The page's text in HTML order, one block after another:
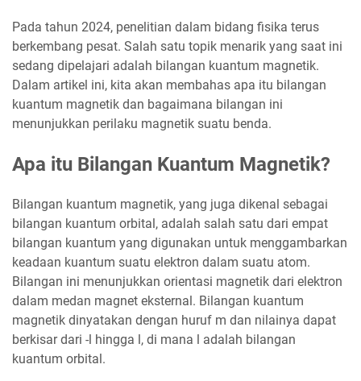
Pada tahun 2024, penelitian dalam bidang fisika terus
berkembang pesat. Salah satu topik menarik yang saat ini
sedang dipelajari adalah bilangan kuantum magnetik.
Dalam artikel ini, kita akan membahas apa itu bilangan
kuantum magnetik dan bagaimana bilangan ini
menunjukkan perilaku magnetik suatu benda.
Apa itu Bilangan Kuantum Magnetik?
Bilangan kuantum magnetik, yang juga dikenal sebagai
bilangan kuantum orbital, adalah salah satu dari empat
bilangan kuantum yang digunakan untuk menggambarkan
keadaan kuantum suatu elektron dalam suatu atom.
Bilangan ini menunjukkan orientasi magnetik dari elektron
dalam medan magnet eksternal. Bilangan kuantum
magnetik dinyatakan dengan huruf m dan nilainya dapat
berkisar dari -l hingga l, di mana l adalah bilangan
kuantum orbital.